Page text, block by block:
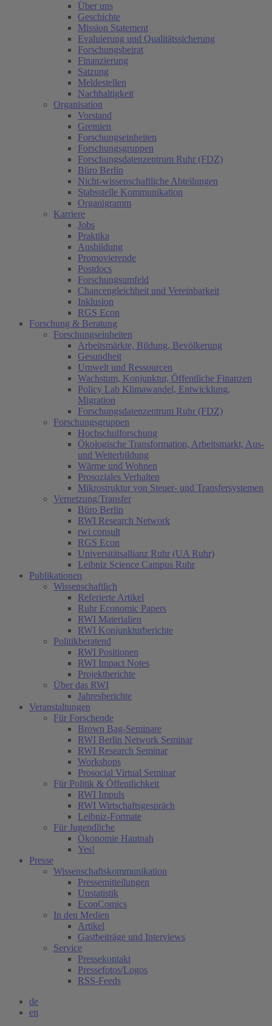
Über uns
Geschichte
Mission Statement
Evaluierung und Qualitätssicherung
Forschungsbeirat
Finanzierung
Satzung
Meldestellen
Nachhaltigkeit
Organisation
Vorstand
Gremien
Forschungseinheiten
Forschungsgruppen
Forschungsdatenzentrum Ruhr (FDZ)
Büro Berlin
Nicht-wissenschaftliche Abteilungen
Stabsstelle Kommunikation
Organigramm
Karriere
Jobs
Praktika
Ausbildung
Promovierende
Postdocs
Forschungsumfeld
Chancengleichheit und Vereinbarkeit
Inklusion
RGS Econ
Forschung & Beratung
Forschungseinheiten
Arbeitsmärkte, Bildung, Bevölkerung
Gesundheit
Umwelt und Ressourcen
Wachstum, Konjunktur, Öffentliche Finanzen
Policy Lab Klimawandel, Entwicklung,
Migration
Forschungsdatenzentrum Ruhr (FDZ)
Forschungsgruppen
Hochschulforschung
Ökologische Transformation, Arbeitsmarkt, Aus-
und Weiterbildung
Wärme und Wohnen
Prosoziales Verhalten
Mikrostruktur von Steuer- und Transfersystemen
Vernetzung/Transfer
Büro Berlin
RWI Research Network
rwi consult
RGS Econ
Universitätsallianz Ruhr (UA Ruhr)
Leibniz Science Campus Ruhr
Publikationen
Wissenschaftlich
Referierte Artikel
Ruhr Economic Papers
RWI Materialien
RWI Konjunkturberichte
Politikberatend
RWI Positionen
RWI Impact Notes
Projektberichte
Über das RWI
Jahresberichte
Veranstaltungen
Für Forschende
Brown Bag-Seminare
RWI Berlin Network Seminar
RWI Research Seminar
Workshops
Prosocial Virtual Seminar
Für Politik & Öffentlichkeit
RWI Impuls
RWI Wirtschaftsgespräch
Leibniz-Formate
Für Jugendliche
Ökonomie Hautnah
Yes!
Presse
Wissenschaftskommunikation
Pressemitteilungen
Unstatistik
EconComics
In den Medien
Artikel
Gastbeiträge und Interviews
Service
Pressekontakt
Pressefotos/Logos
RSS-Feeds
de
en